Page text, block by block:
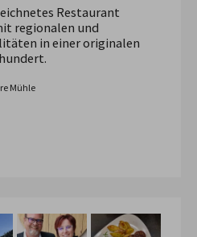
Restaurant
regionalen und
in einer originalen
Mühle